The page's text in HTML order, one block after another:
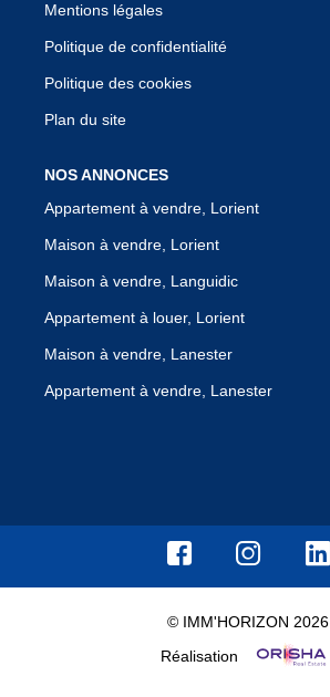
Mentions légales
Politique de confidentialité
Politique des cookies
Plan du site
NOS ANNONCES
Appartement à vendre, Lorient
Maison à vendre, Lorient
Maison à vendre, Languidic
Appartement à louer, Lorient
Maison à vendre, Lanester
Appartement à vendre, Lanester
© IMM'HORIZON 2026
Réalisation